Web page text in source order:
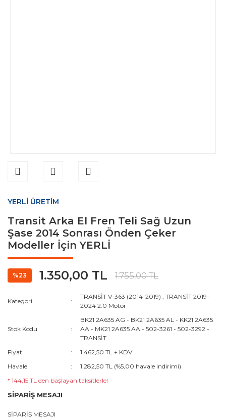
YERLİ ÜRETİM
Transit Arka El Fren Teli Sağ Uzun
Şase 2014 Sonrası Önden Çeker
Modeller İçin YERLİ
%23 1.350,00 TL 1.755,00 TL
Kategori
TRANSİT V-363 (2014-2019) ,TRANSİT 2019-
2024 2.0 Motor
Stok Kodu
BK21 2A635 AG - BK21 2A635 AL - KK21 2A635
AA - MK21 2A635 AA - 502-3261 - 502-3292 -
TRANSİT
Fiyat
1.462,50 TL + KDV
Havale
1.282,50 TL (%5,00 havale indirimi)
* 144,15 TL den başlayan taksitlerle!
SİPARİŞ MESAJI
SİPARİŞ MESAJI